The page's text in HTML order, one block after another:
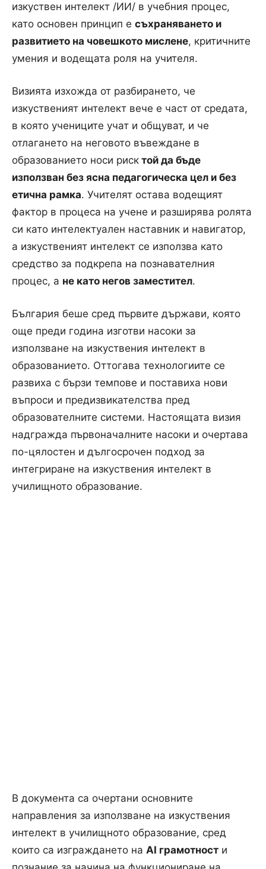
изкуствен интелект /ИИ/ в учебния процес,
като основен принцип е съхраняването и
развитието на човешкото мислене, критичните
умения и водещата роля на учителя.
Визията изхожда от разбирането, че
изкуственият интелект вече е част от средата,
в която учениците учат и общуват, и че
отлагането на неговото въвеждане в
образованието носи риск той да бъде
използван без ясна педагогическа цел и без
етична рамка. Учителят остава водещият
фактор в процеса на учене и разширява ролята
си като интелектуален наставник и навигатор,
а изкуственият интелект се използва като
средство за подкрепа на познавателния
процес, а не като негов заместител.
България беше сред първите държави, която
още преди година изготви насоки за
използване на изкуствения интелект в
образованието. Оттогава технологиите се
развиха с бързи темпове и поставиха нови
въпроси и предизвикателства пред
образователните системи. Настоящата визия
надгражда първоначалните насоки и очертава
по-цялостен и дългосрочен подход за
интегриране на изкуствения интелект в
училищното образование.
В документа са очертани основните
направления за използване на изкуствения
интелект в училищното образование, сред
които са изграждането на AI грамотност и